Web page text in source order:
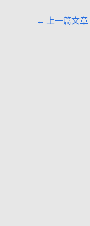
← 上一篇文章